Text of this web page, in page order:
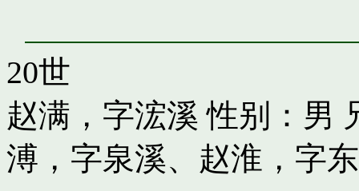
20世
赵满，字浤溪 性别：男
溥，字泉溪、 赵淮，字